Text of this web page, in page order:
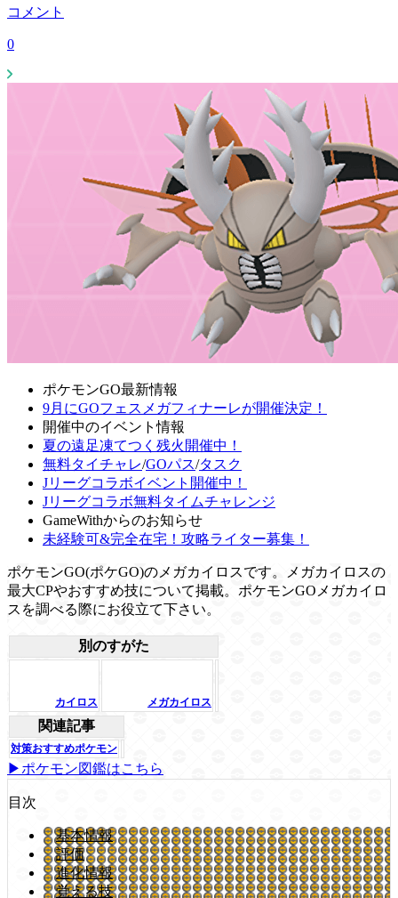
コメント
0
ポケモンGO最新情報
9月にGOフェスメガフィナーレが開催決定！
開催中のイベント情報
夏の遠足凍てつく残火開催中！
無料タイチャレ/GOパス/タスク
Jリーグコラボイベント開催中！
Jリーグコラボ無料タイムチャレンジ
GameWithからのお知らせ
未経験可&完全在宅！攻略ライター募集！
ポケモンGO(ポケGO)のメガカイロスです。メガカイロスの
最大CPやおすすめ技について掲載。ポケモンGOメガカイロ
スを調べる際にお役立て下さい。
別のすがた
カイロス メガカイロス
関連記事
対策おすすめポケモン
▶ポケモン図鑑はこちら
目次
基本情報
評価
進化情報
覚える技